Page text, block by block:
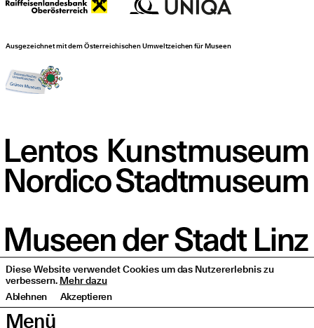
Menü
Ausgezeichnet mit dem Österreichischen Umweltzeichen für Museen
Diese Website verwendet Cookies um das Nutzererlebnis zu
verbessern.Mehr dazu
Ablehnen
Akzeptieren